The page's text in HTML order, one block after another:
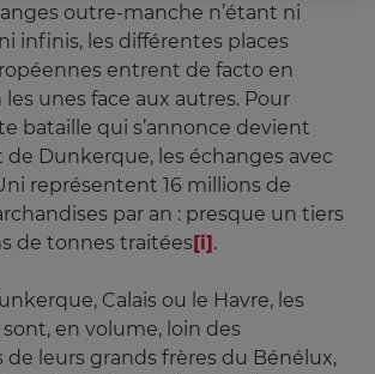
outre-manche n’étant ni
infinis, les différentes places
entrent de facto en
unes face aux autres. Pour
bataille qui s’annonce devient
de Dunkerque, les échanges avec
représentent 16 millions de
par an : presque un tiers
de tonnes traitées[i].
Calais ou le Havre, les
en volume, loin des
de leurs grands frères du Bénélux,